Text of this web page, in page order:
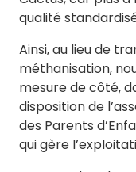
qualité
Ainsi, au lieu de
méthanisation,
mesure de côté,
disposition de
des Parents
qui gère